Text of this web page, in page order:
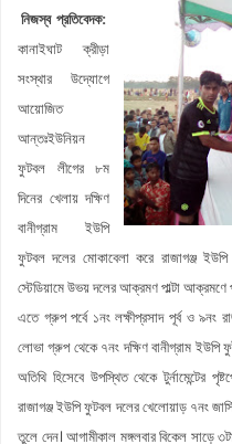
নিজস্ব প্রতিবেদক:
কানাইঘাট ক্রীড়া
সংস্থার উদ্যোগে
আয়োজিত
আন্তঃইউনিয়ন
ফুটবল লীগের ৮ম
দিনের খেলায় দক্ষিণ
বানীগ্রাম ইউপি
ফুটবল দলের মোকাবেলা করে রাজাগঞ্জ
স্টেডিয়ামে উভয় দলের আক্রমণ পাল্টা
এতে গ্রুপ পর্বে ১নং লক্ষীপ্রসাদ পূর্ব ও ৯নং
লোভা গ্রুপ থেকে ৭নং দক্ষিণ বানীগ্রাম ইউপি
অতিথি হিসেবে উপস্থিত থেকে টুর্নামেন্টের
রাজাগঞ্জ ইউপি ফুটবল দলের খেলোয়াড় ৭নং
তুলে দেন। আগামীকাল মঙ্গলবার বিকেল সাড়ে